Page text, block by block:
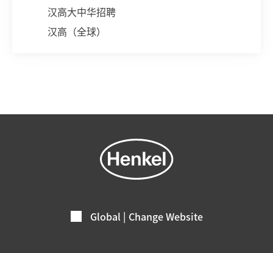
汉高大中华招聘
汉高（全球）
Global | Change Website